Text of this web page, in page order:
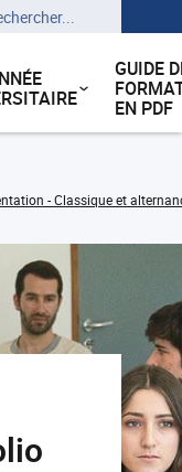
GUIDE
EN PDF
- Classique et